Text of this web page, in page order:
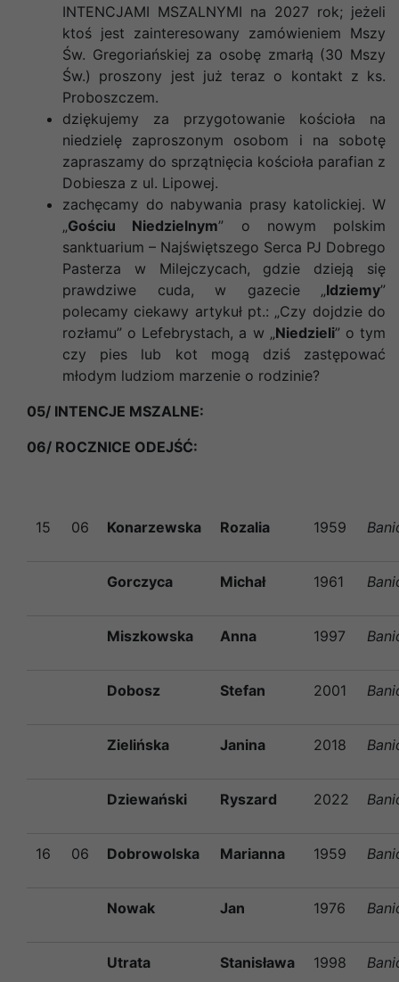
INTENCJAMI MSZALNYMI na 2027 rok; jeżeli
ktoś jest zainteresowany zamówieniem Mszy
Św. Gregoriańskiej za osobę zmarłą (30 Mszy
Św.) proszony jest już teraz o kontakt z ks.
Proboszczem.
dziękujemy za przygotowanie kościoła na
niedzielę zaproszonym osobom i na sobotę
zapraszamy do sprzątnięcia kościoła parafian z
Dobiesza z ul. Lipowej.
zachęcamy do nabywania prasy katolickiej. W
„Gościu Niedzielnym” o nowym polskim
sanktuarium – Najświętszego Serca PJ Dobrego
Pasterza w Milejczycach, gdzie dzieją się
prawdziwe cuda, w gazecie „Idziemy”
polecamy ciekawy artykuł pt.: „Czy dojdzie do
rozłamu” o Lefebrystach, a w „Niedzieli” o tym
czy pies lub kot mogą dziś zastępować
młodym ludziom marzenie o rodzinie?
05/ INTENCJE MSZALNE:
06/ ROCZNICE ODEJŚĆ:
15 06 Konarzewska Rozalia 1959
Gorczyca Michał 1961
Miszkowska Anna 1997
Dobosz Stefan 2001
Zielińska Janina 2018
Dziewański Ryszard 2022
16 06 Dobrowolska Marianna 1959
Nowak Jan 1976
Utrata Stanisława 1998